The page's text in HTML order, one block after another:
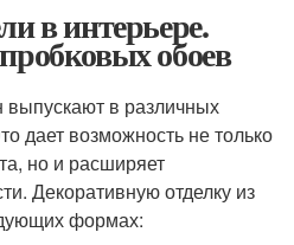
в интерьере.
обоев
в различных
дает возможность не только
но и расширяет
Декоративную отделку из
формах: